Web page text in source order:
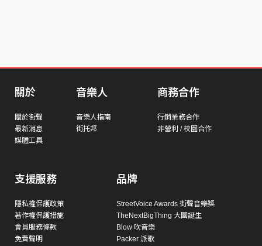
關於
關於街聲
最新消息
媒體工具
音樂人
音樂人指南
街托邦
商務合作
行銷業務合作
非營利 / 校園合作
支援服務
隱私權保護政策
著作權保護措施
會員服務條款
免責聲明
品牌
StreetVoice Awards 街聲音樂獎
TheNextBigThing 大團誕生
Blow 吹音樂
Packer 派歌